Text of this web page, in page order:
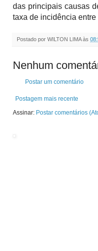
das principais causas
taxa de incidência
Postado por WILTON LIMA às
Nenhum
Postar um comentário
Postagem mais recente
Assinar: Postar comentários